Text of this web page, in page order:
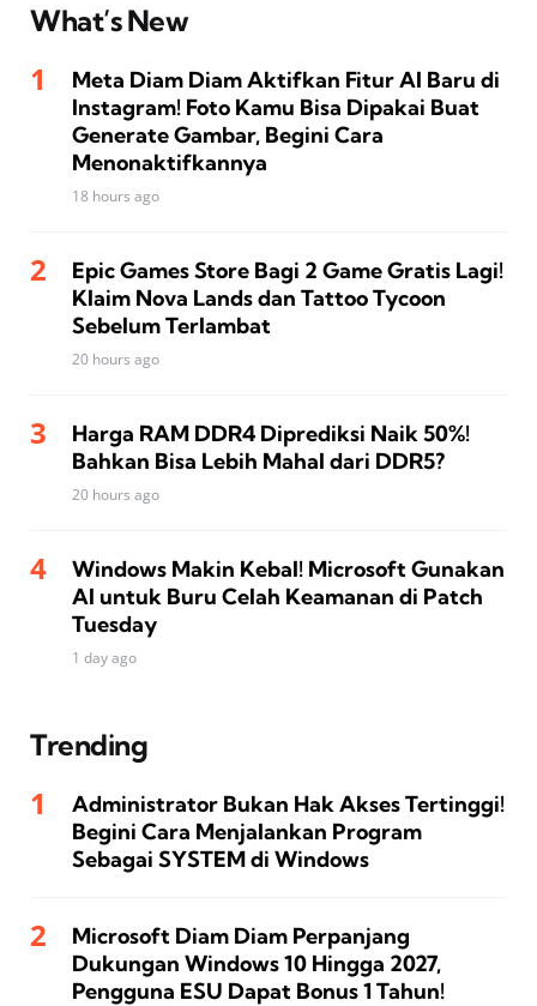
What’s New
Meta Diam Diam Aktifkan Fitur AI Baru di
Instagram! Foto Kamu Bisa Dipakai Buat
Generate Gambar, Begini Cara
Menonaktifkannya
18 hours ago
Epic Games Store Bagi 2 Game Gratis Lagi!
Klaim Nova Lands dan Tattoo Tycoon
Sebelum Terlambat
20 hours ago
Harga RAM DDR4 Diprediksi Naik 50%!
Bahkan Bisa Lebih Mahal dari DDR5?
20 hours ago
Windows Makin Kebal! Microsoft Gunakan
AI untuk Buru Celah Keamanan di Patch
Tuesday
1 day ago
Trending
Administrator Bukan Hak Akses Tertinggi!
Begini Cara Menjalankan Program
Sebagai SYSTEM di Windows
Microsoft Diam Diam Perpanjang
Dukungan Windows 10 Hingga 2027,
Pengguna ESU Dapat Bonus 1 Tahun!